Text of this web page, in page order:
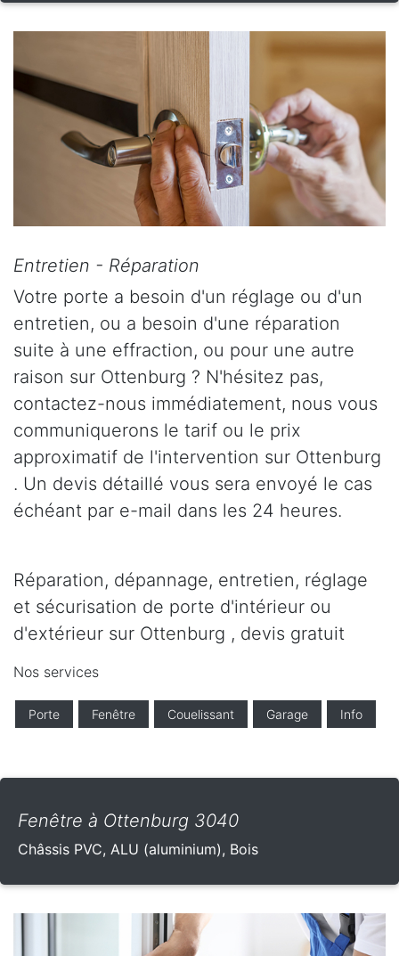
Entretien - Réparation
Votre porte a besoin d'un réglage ou d'un
entretien, ou a besoin d'une réparation
suite à une effraction, ou pour une autre
raison sur Ottenburg ? N'hésitez pas,
contactez-nous immédiatement, nous vous
communiquerons le tarif ou le prix
approximatif de l'intervention sur Ottenburg
. Un devis détaillé vous sera envoyé le cas
échéant par e-mail dans les 24 heures.
Réparation, dépannage, entretien, réglage
et sécurisation de porte d'intérieur ou
d'extérieur sur Ottenburg , devis gratuit
Nos services
Porte Fenêtre Couelissant Garage Info
Fenêtre à Ottenburg 3040
Châssis PVC, ALU (aluminium), Bois